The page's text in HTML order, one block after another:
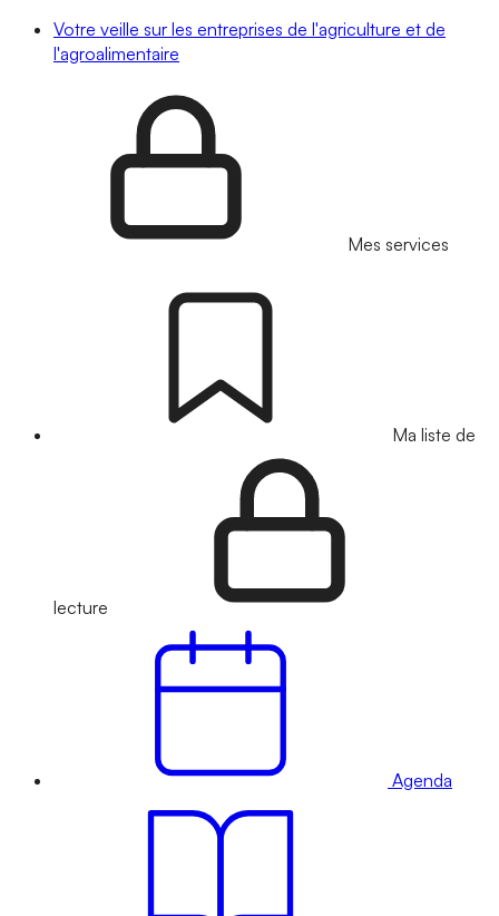
Votre veille sur les entreprises de l'agriculture et de
l'agroalimentaire
Mes services
Ma liste de
lecture
Agenda